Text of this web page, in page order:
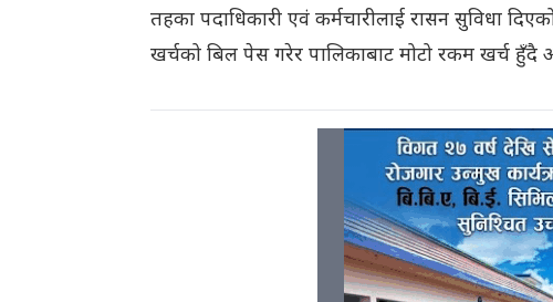
तहका पदाधिकारी एवं कर्मचारीलाई रासन सुविधा
खर्चको बिल पेस गरेर पालिकाबाट मोटो रकम खर्च हुँदै